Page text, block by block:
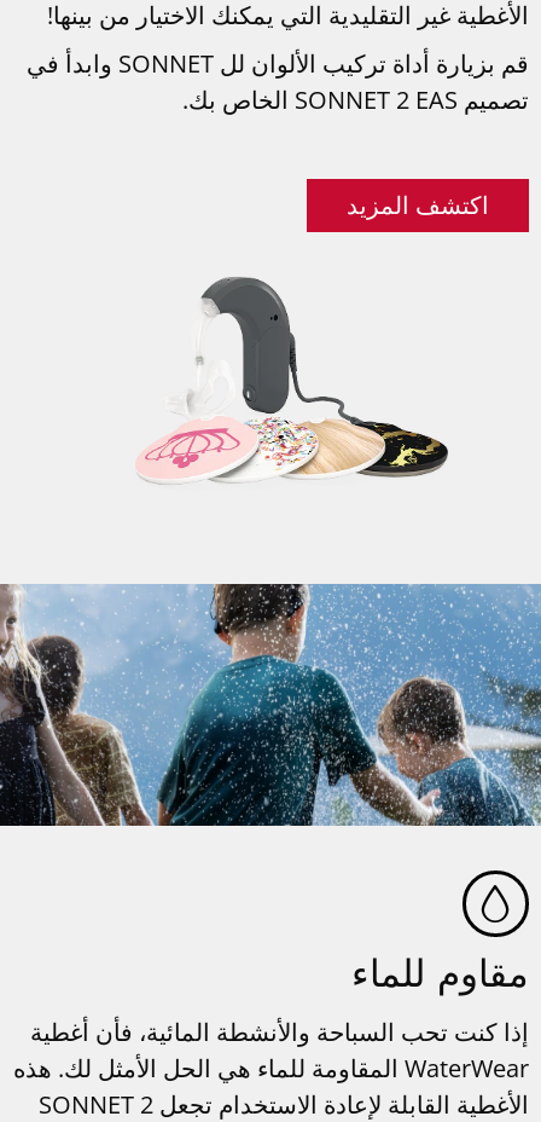
الأغطية غير التقليدية التي يمكنك الاختيار من بينها!
قم بزيارة أداة تركيب الألوان لل SONNET وابدأ في
تصميم SONNET 2 EAS الخاص بك.
اكتشف المزيد
مقاوم للماء
إذا كنت تحب السباحة والأنشطة المائية، فأن أغطية
WaterWear المقاومة للماء هي الحل الأمثل لك. هذه
الأغطية القابلة لإعادة الاستخدام تجعل SONNET 2